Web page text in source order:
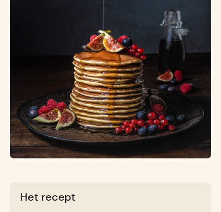
Het recept